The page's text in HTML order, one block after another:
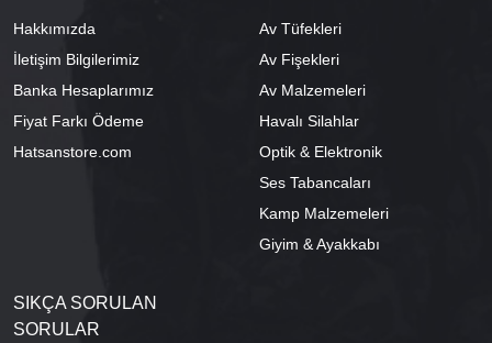
Hakkımızda
İletişim Bilgilerimiz
Banka Hesaplarımız
Fiyat Farkı Ödeme
Hatsanstore.com
Av Tüfekleri
Av Fişekleri
Av Malzemeleri
Havalı Silahlar
Optik & Elektronik
Ses Tabancaları
Kamp Malzemeleri
Giyim & Ayakkabı
SIKÇA SORULAN
SORULAR